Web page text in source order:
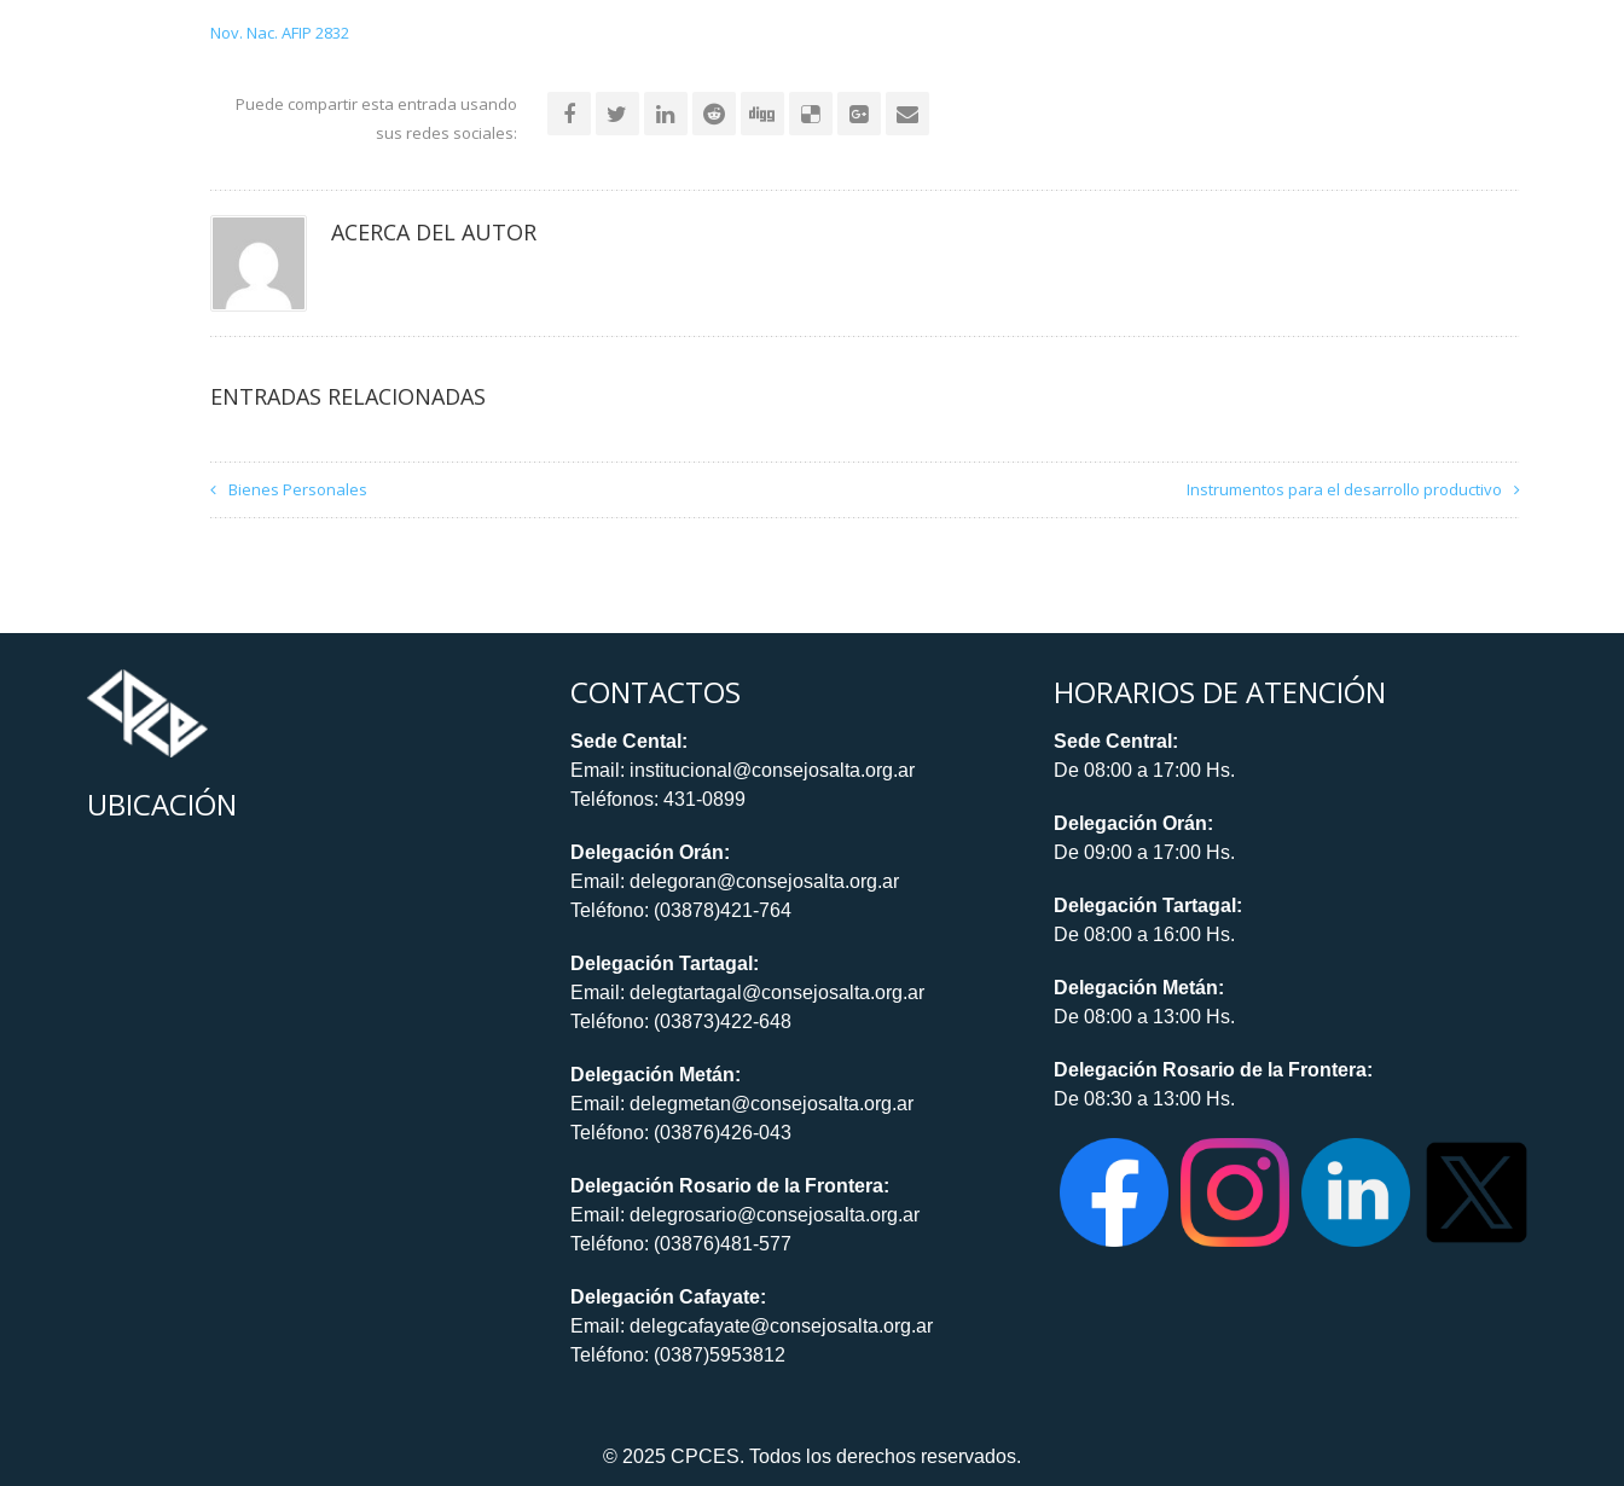
Nov. Nac. AFIP 2832
Puede compartir esta entrada usando
sus redes sociales:
ACERCA DEL AUTOR
ENTRADAS RELACIONADAS
Bienes Personales Instrumentos para el desarrollo productivo
UBICACIÓN
CONTACTOS
Sede Cental:
Email: institucional@consejosalta.org.ar
Teléfonos: 431-0899
Delegación Orán:
Email: delegoran@consejosalta.org.ar
Teléfono: (03878)421-764
Delegación Tartagal:
Email: delegtartagal@consejosalta.org.ar
Teléfono: (03873)422-648
Delegación Metán:
Email: delegmetan@consejosalta.org.ar
Teléfono: (03876)426-043
Delegación Rosario de la Frontera:
Email: delegrosario@consejosalta.org.ar
Teléfono: (03876)481-577
Delegación Cafayate:
Email: delegcafayate@consejosalta.org.ar
Teléfono: (0387)5953812
HORARIOS DE ATENCIÓN
Sede Central:
De 08:00 a 17:00 Hs.
Delegación Orán:
De 09:00 a 17:00 Hs.
Delegación Tartagal:
De 08:00 a 16:00 Hs.
Delegación Metán:
De 08:00 a 13:00 Hs.
Delegación Rosario de la Frontera:
De 08:30 a 13:00 Hs.
© 2025 CPCES. Todos los derechos reservados.